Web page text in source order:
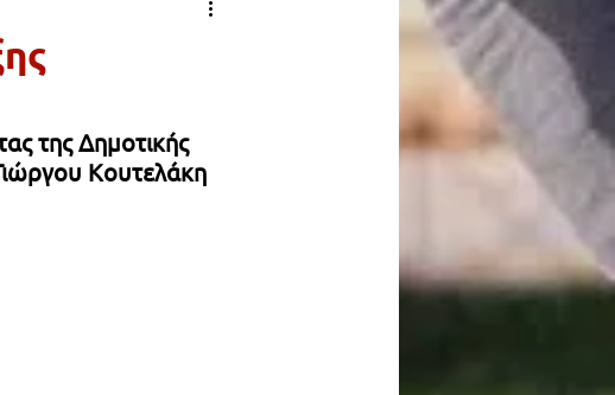
ΟΙΚΟΝΟΜΙΑ & ΑΓΟΡΑ
της Δημοτικής
Κουτελάκη